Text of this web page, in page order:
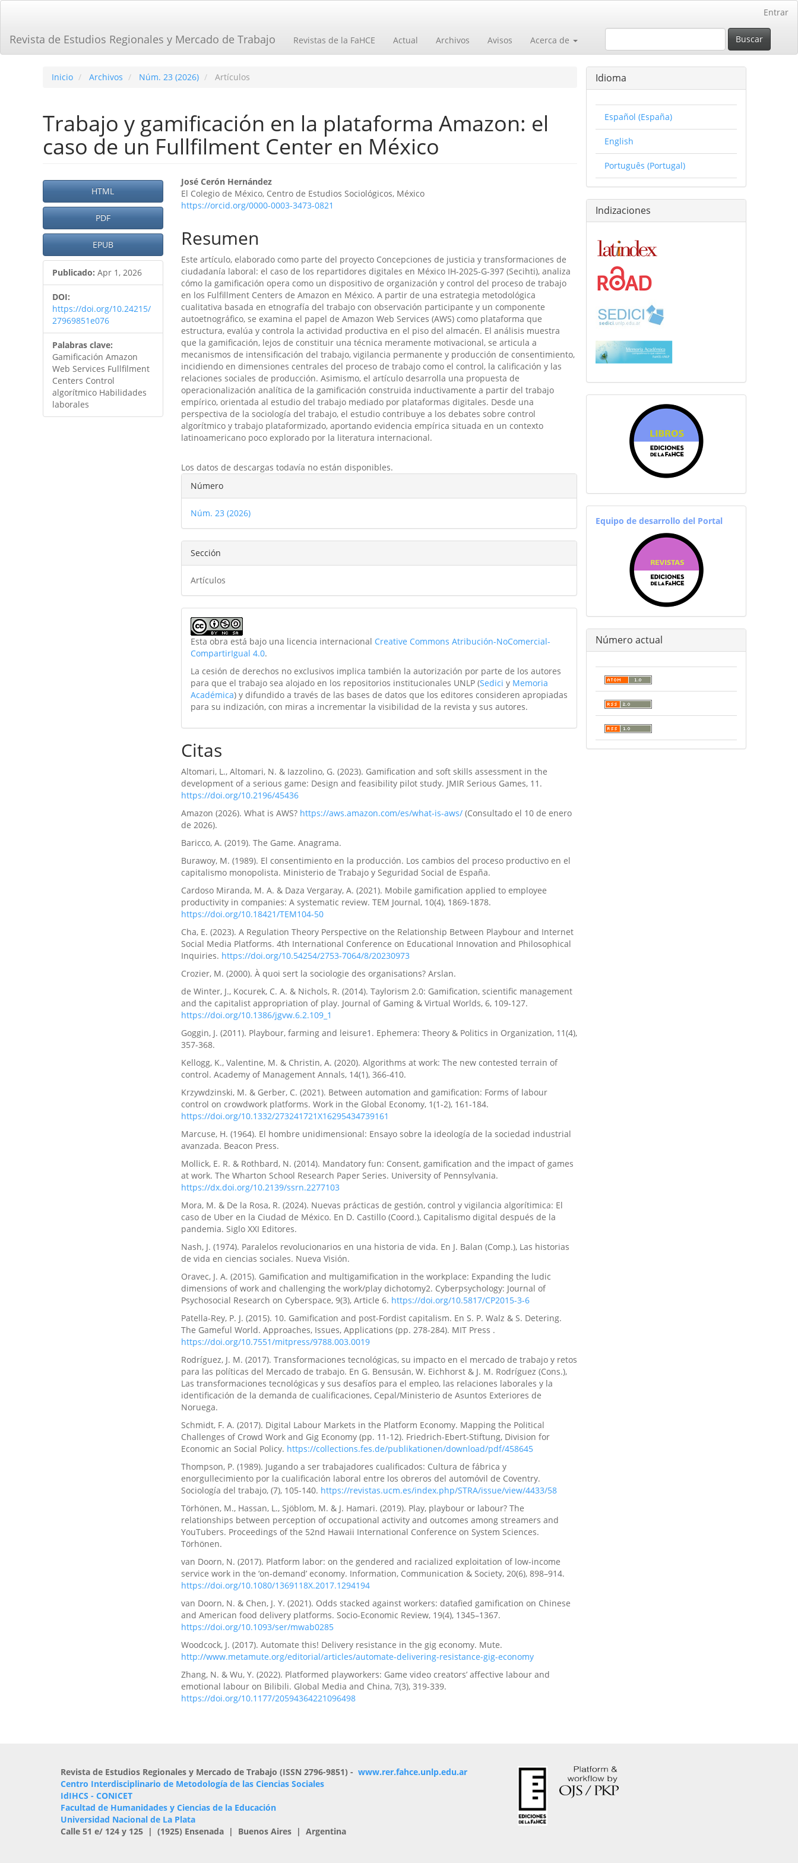
principal
Barra
Entrar
Revista de Estudios Regionales y Mercado de Trabajo Revistas de la FaHCE Actual Archivos Avisos Acerca de Buscar
Inicio Archivos Núm. 23 (2026) Artículos
Trabajo y gamificación en la plataforma Amazon: el
caso de un Fullfilment Center en México
Barra
lateral
del
artículo
HTML
PDF
EPUB
Publicado: Apr 1, 2026
DOI:
https://doi.org/10.24215/
27969851e076
Palabras clave:
Gamificación Amazon
Web Services Fullfilment
Centers Control
algorítmico Habilidades
laborales
Contenido
principal
artículo
José Cerón Hernández
El Colegio de México, Centro de Estudios Sociológicos, México
https://orcid.org/0000-0003-3473-0821
Resumen
Este artículo, elaborado como parte del proyecto Concepciones de justicia y transformaciones de
ciudadanía laboral: el caso de los repartidores digitales en México IH-2025-G-397 (Secihti), analiza
cómo la gamificación opera como un dispositivo de organización y control del proceso de trabajo
en los Fulfillment Centers de Amazon en México. A partir de una estrategia metodológica
cualitativa basada en etnografía del trabajo con observación participante y un componente
autoetnográfico, se examina el papel de Amazon Web Services (AWS) como plataforma que
estructura, evalúa y controla la actividad productiva en el piso del almacén. El análisis muestra
que la gamificación, lejos de constituir una técnica meramente motivacional, se articula a
mecanismos de intensificación del trabajo, vigilancia permanente y producción de consentimiento,
incidiendo en dimensiones centrales del proceso de trabajo como el control, la calificación y las
relaciones sociales de producción. Asimismo, el artículo desarrolla una propuesta de
operacionalización analítica de la gamificación construida inductivamente a partir del trabajo
empírico, orientada al estudio del trabajo mediado por plataformas digitales. Desde una
perspectiva de la sociología del trabajo, el estudio contribuye a los debates sobre control
algorítmico y trabajo plataformizado, aportando evidencia empírica situada en un contexto
latinoamericano poco explorado por la literatura internacional.
Los datos de descargas todavía no están disponibles.
Detalles
del
artículo
Número
Núm. 23 (2026)
Sección
Artículos
Esta obra está bajo una licencia internacional Creative Commons Atribución-NoComercial-
CompartirIgual 4.0.
La cesión de derechos no exclusivos implica también la autorización por parte de los autores
para que el trabajo sea alojado en los repositorios institucionales UNLP (Sedici y Memoria
Académica) y difundido a través de las bases de datos que los editores consideren apropiadas
para su indización, con miras a incrementar la visibilidad de la revista y sus autores.
Citas
Altomari, L., Altomari, N. & Iazzolino, G. (2023). Gamification and soft skills assessment in the
development of a serious game: Design and feasibility pilot study. JMIR Serious Games, 11.
https://doi.org/10.2196/45436
Amazon (2026). What is AWS? https://aws.amazon.com/es/what-is-aws/(Consultado el 10 de enero
de 2026).
Baricco, A. (2019). The Game. Anagrama.
Burawoy, M. (1989). El consentimiento en la producción. Los cambios del proceso productivo en el
capitalismo monopolista. Ministerio de Trabajo y Seguridad Social de España.
Cardoso Miranda, M. A. & Daza Vergaray, A. (2021). Mobile gamification applied to employee
productivity in companies: A systematic review. TEM Journal, 10(4), 1869-1878.
https://doi.org/10.18421/TEM104-50
Cha, E. (2023). A Regulation Theory Perspective on the Relationship Between Playbour and Internet
Social Media Platforms. 4th International Conference on Educational Innovation and Philosophical
Inquiries. https://doi.org/10.54254/2753-7064/8/20230973
Crozier, M. (2000). À quoi sert la sociologie des organisations? Arslan.
de Winter, J., Kocurek, C. A. & Nichols, R. (2014). Taylorism 2.0: Gamification, scientific management
and the capitalist appropriation of play. Journal of Gaming & Virtual Worlds, 6, 109-127.
https://doi.org/10.1386/jgvw.6.2.109_1
Goggin, J. (2011). Playbour, farming and leisure1. Ephemera: Theory & Politics in Organization, 11(4),
357-368.
Kellogg, K., Valentine, M. & Christin, A. (2020). Algorithms at work: The new contested terrain of
control. Academy of Management Annals, 14(1), 366-410.
Krzywdzinski, M. & Gerber, C. (2021). Between automation and gamification: Forms of labour
control on crowdwork platforms. Work in the Global Economy, 1(1-2), 161-184.
https://doi.org/10.1332/273241721X16295434739161
Marcuse, H. (1964). El hombre unidimensional: Ensayo sobre la ideología de la sociedad industrial
avanzada. Beacon Press.
Mollick, E. R. & Rothbard, N. (2014). Mandatory fun: Consent, gamification and the impact of games
at work. The Wharton School Research Paper Series. University of Pennsylvania.
https://dx.doi.org/10.2139/ssrn.2277103
Mora, M. & De la Rosa, R. (2024). Nuevas prácticas de gestión, control y vigilancia algorítimica: El
caso de Uber en la Ciudad de México. En D. Castillo (Coord.), Capitalismo digital después de la
pandemia. Siglo XXI Editores.
Nash, J. (1974). Paralelos revolucionarios en una historia de vida. En J. Balan (Comp.), Las historias
de vida en ciencias sociales. Nueva Visión.
Oravec, J. A. (2015). Gamification and multigamification in the workplace: Expanding the ludic
dimensions of work and challenging the work/play dichotomy2. Cyberpsychology: Journal of
Psychosocial Research on Cyberspace, 9(3), Article 6. https://doi.org/10.5817/CP2015-3-6
Patella-Rey, P. J. (2015). 10. Gamification and post-Fordist capitalism. En S. P. Walz & S. Detering.
The Gameful World. Approaches, Issues, Applications (pp. 278-284). MIT Press .
https://doi.org/10.7551/mitpress/9788.003.0019
Rodríguez, J. M. (2017). Transformaciones tecnológicas, su impacto en el mercado de trabajo y retos
para las políticas del Mercado de trabajo. En G. Bensusán, W. Eichhorst & J. M. Rodríguez (Cons.),
Las transformaciones tecnológicas y sus desafíos para el empleo, las relaciones laborales y la
identificación de la demanda de cualificaciones, Cepal/Ministerio de Asuntos Exteriores de
Noruega.
Schmidt, F. A. (2017). Digital Labour Markets in the Platform Economy. Mapping the Political
Challenges of Crowd Work and Gig Economy (pp. 11-12). Friedrich-Ebert-Stiftung, Division for
Economic an Social Policy. https://collections.fes.de/publikationen/download/pdf/458645
Thompson, P. (1989). Jugando a ser trabajadores cualificados: Cultura de fábrica y
enorgullecimiento por la cualificación laboral entre los obreros del automóvil de Coventry.
Sociología del trabajo, (7), 105-140. https://revistas.ucm.es/index.php/STRA/issue/view/4433/58
Törhönen, M., Hassan, L., Sjöblom, M. & J. Hamari. (2019). Play, playbour or labour? The
relationships between perception of occupational activity and outcomes among streamers and
YouTubers. Proceedings of the 52nd Hawaii International Conference on System Sciences.
Törhönen.
van Doorn, N. (2017). Platform labor: on the gendered and racialized exploitation of low-income
service work in the ‘on-demand’ economy. Information, Communication & Society, 20(6), 898–914.
https://doi.org/10.1080/1369118X.2017.1294194
van Doorn, N. & Chen, J. Y. (2021). Odds stacked against workers: datafied gamification on Chinese
and American food delivery platforms. Socio-Economic Review, 19(4), 1345–1367.
https://doi.org/10.1093/ser/mwab0285
Woodcock, J. (2017). Automate this! Delivery resistance in the gig economy. Mute.
http://www.metamute.org/editorial/articles/automate-delivering-resistance-gig-economy
Zhang, N. & Wu, Y. (2022). Platformed playworkers: Game video creators’ affective labour and
emotional labour on Bilibili. Global Media and China, 7(3), 319-339.
https://doi.org/10.1177/20594364221096498
Idioma
Español (España)
English
Português (Portugal)
Indizaciones
EquipoRevistas
Equipo de desarrollo del Portal
Número actual
Revista de Estudios Regionales y Mercado de Trabajo (ISSN 2796-9851) - www.rer.fahce.unlp.edu.ar
Centro Interdisciplinario de Metodología de las Ciencias Sociales
IdIHCS - CONICET
Facultad de Humanidades y Ciencias de la Educación
Universidad Nacional de La Plata
Calle 51 e/ 124 y 125 | (1925) Ensenada | Buenos Aires | Argentina